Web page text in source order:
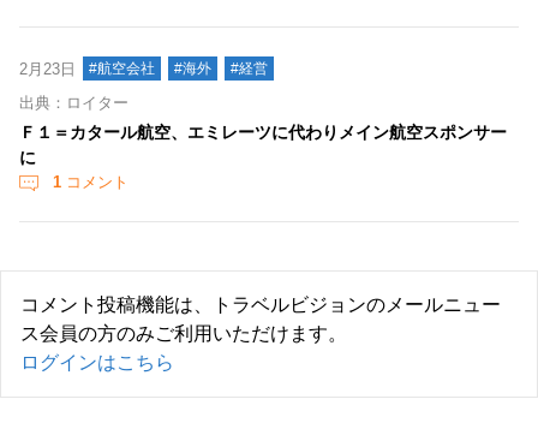
2月23日 #航空会社 #海外 #経営
出典：ロイター
Ｆ１＝カタール航空、エミレーツに代わりメイン航空スポンサー
に
1 コメント
コメント投稿機能は、トラベルビジョンのメールニュー
ス会員の方のみご利用いただけます。
ログインはこちら